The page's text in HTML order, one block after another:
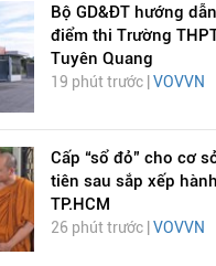
Bộ GD&ĐT hướng
điểm thi Trường
Tuyên Quang
19 phút trước | VOVVN
Cấp “sổ đỏ” cho cơ
tiên sau sắp xếp
TP.HCM
26 phút trước | VOVVN